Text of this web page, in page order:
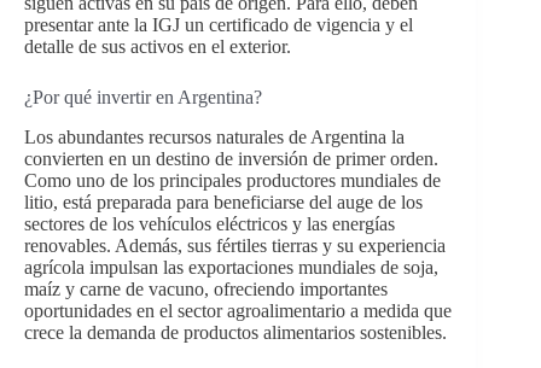
presentar ante la IGJ un certificado de vigencia y el
detalle de sus activos en el exterior.
¿Por qué invertir en Argentina?
Los abundantes recursos naturales de Argentina la
convierten en un destino de inversión de primer orden.
Como uno de los principales productores mundiales de
litio, está preparada para beneficiarse del auge de los
sectores de los vehículos eléctricos y las energías
renovables. Además, sus fértiles tierras y su experiencia
agrícola impulsan las exportaciones mundiales de soja,
maíz y carne de vacuno, ofreciendo importantes
oportunidades en el sector agroalimentario a medida que
crece la demanda de productos alimentarios sostenibles.